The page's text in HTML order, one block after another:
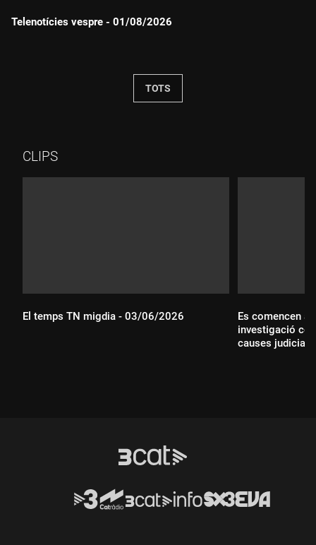
Telenotícies vespre - 01/08/2026
TOTS
CLIPS
El temps TN migdia - 03/06/2026
Es comencen a
investigació
causes judicials